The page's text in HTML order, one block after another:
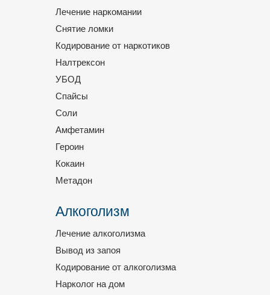
Лечение наркомании
Снятие ломки
Кодирование от наркотиков
Налтрексон
УБОД
Спайсы
Соли
Амфетамин
Героин
Кокаин
Метадон
Алкоголизм
Лечение алкоголизма
Вывод из запоя
Кодирование от алкоголизма
Нарколог на дом